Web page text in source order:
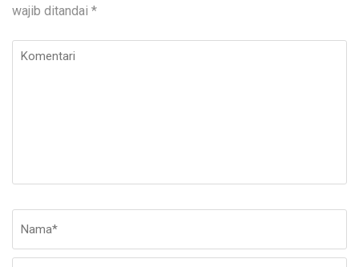
wajib ditandai *
Komentari